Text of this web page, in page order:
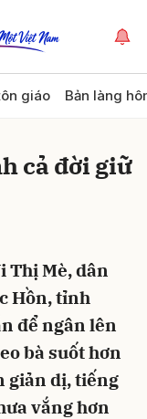
giáo Bản làng
cả đời giữ
Thị Mè, dân
Hồn, tỉnh
để ngân lên
bà suốt hơn
giản dị, tiếng
vắng hơn
Hủy Gửi